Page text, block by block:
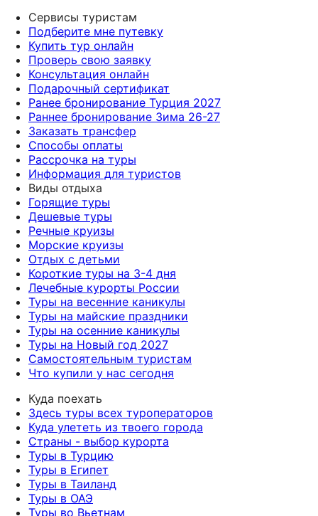
Сервисы туристам
Подберите мне путевку
Купить тур онлайн
Проверь свою заявку
Консультация онлайн
Подарочный сертификат
Ранее бронирование Турция 2027
Раннее бронирование Зима 26-27
Заказать трансфер
Способы оплаты
Рассрочка на туры
Информация для туристов
Виды отдыха
Горящие туры
Дешевые туры
Речные круизы
Морские круизы
Отдых с детьми
Короткие туры на 3-4 дня
Лечебные курорты России
Туры на весенние каникулы
Туры на майские праздники
Туры на осенние каникулы
Туры на Новый год 2027
Самостоятельным туристам
Что купили у нас сегодня
Куда поехать
Здесь туры всех туроператоров
Куда улететь из твоего города
Страны - выбор курорта
Туры в Турцию
Туры в Египет
Туры в Таиланд
Туры в ОАЭ
Туры во Вьетнам